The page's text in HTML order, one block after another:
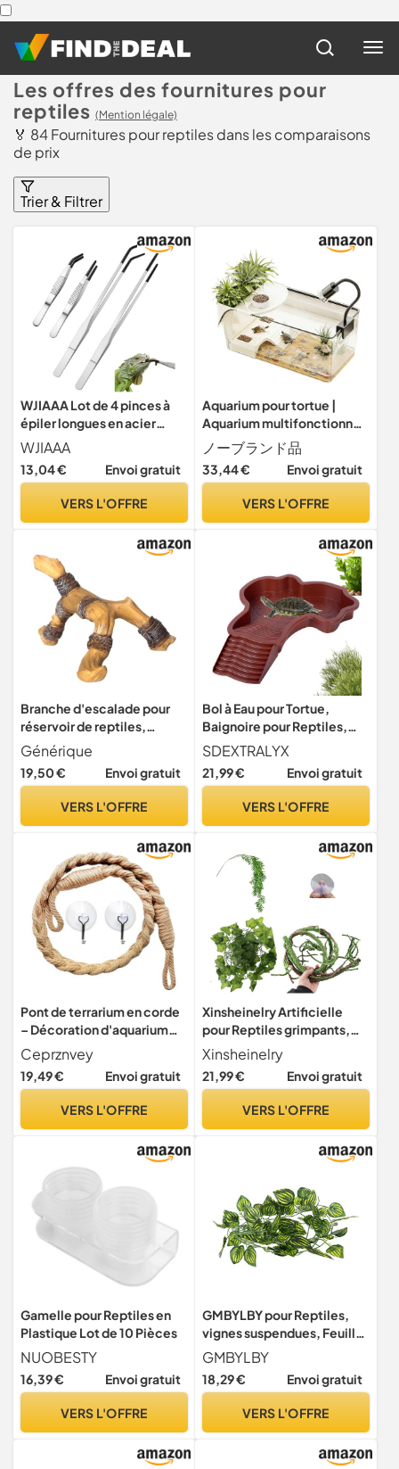
Les offres des fournitures pour
reptiles (Mention légale)
🏅 84 Fournitures pour reptiles dans les comparaisons
de prix
Trier & Filtrer
WJIAAA Lot de 4 pinces à
épiler longues en acier
inoxydable pour reptiles -
10,6 mm - Fournitures de
terrarium droites et
terrarium, travaux manuels,
WJIAAA
13,04 € Envoi gratuit
VERS L'OFFRE
Aquarium pour tortue |
Aquarium multifonctionnel
– Habitat transparent pour
reptiles avec zone de
baignade – Fournitures pour
grenouilles, écrevisses,
ノーブランド品
33,44 € Envoi gratuit
VERS L'OFFRE
Branche d'escalade pour
réservoir de reptiles,
branches de reptiles de
terrarium | Branche
d'escalade en terrarium en
réservoir de lézard,
drôles pour dragon
Générique
19,50 € Envoi gratuit
VERS L'OFFRE
Bol à Eau pour Tortue,
Baignoire pour Reptiles,
Plat d'eau Bassin pour
Tortue de Piscine avec
Rampe, Accessoire
terrestres, Grenouilles,
Fournitures(B)
SDEXTRALYX
21,99 € Envoi gratuit
VERS L'OFFRE
Pont de terrarium en corde
– Décoration d'aquarium
pour reptiles pour
grenouilles | Matériau en
coton avec ventouse pour
animaux de compagnie,
Ceprznvey
19,49 € Envoi gratuit
VERS L'OFFRE
Xinsheinelry Artificielle
pour Reptiles grimpants,
Terrarium, Jungle en
Plastique, Fausse Vigne,
Amphibiens, Ornements d '
grimpante, Fournitures pour
Xinsheinelry
21,99 € Envoi gratuit
VERS L'OFFRE
Gamelle pour Reptiles en
Plastique Lot de 10 Pièces
NUOBESTY
16,39 € Envoi gratuit
VERS L'OFFRE
GMBYLBY pour Reptiles,
vignes suspendues, Feuilles
artificielles, de Terrarium,
Accessoires de décoration
d ' Habitat, Accessoires
flotté, Fournitures pour
GMBYLBY
18,29 € Envoi gratuit
VERS L'OFFRE